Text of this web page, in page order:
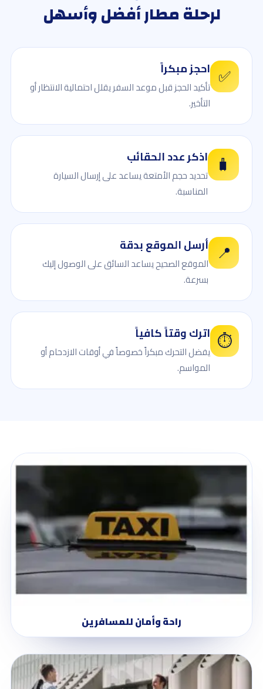
لرحلة مطار أفضل وأسهل
✅ احجز مبكراً
تأكيد الحجز قبل موعد السفر يقلل احتمالية الانتظار أو
التأخير.
🧳 اذكر عدد الحقائب
تحديد حجم الأمتعة يساعد على إرسال السيارة
المناسبة.
📍 أرسل الموقع بدقة
الموقع الصحيح يساعد السائق على الوصول إليك
بسرعة.
⏱️ اترك وقتاً كافياً
يفضل التحرك مبكراً خصوصاً في أوقات الازدحام أو
المواسم.
راحة وأمان للمسافرين